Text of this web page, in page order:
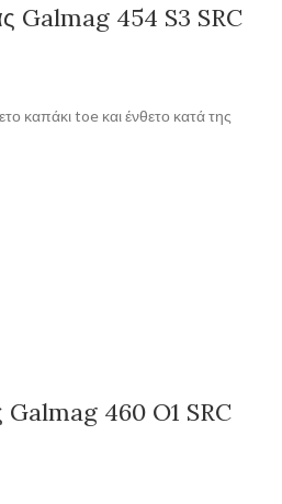
Galmag 454 S3 SRC
καπάκι toe και ένθετο κατά της
Galmag 460 O1 SRC